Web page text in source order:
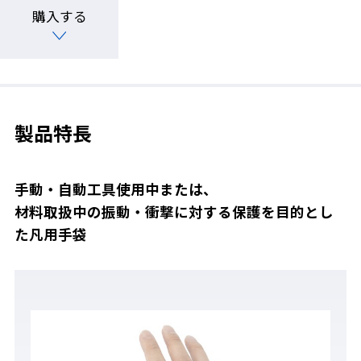
購入する
製品特長
手動・自動工具使用中または、
材料取扱中の振動・衝撃に対する保護を目的とし
た凡用手袋